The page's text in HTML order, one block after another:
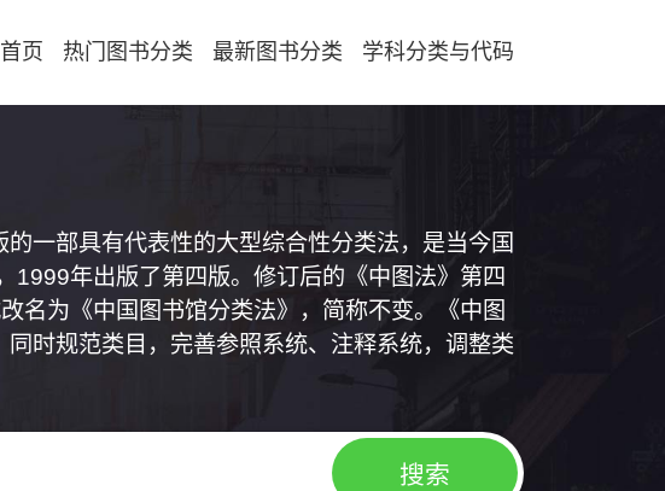
首页 热门图书分类 最新图书分类 学科分类与代码
一部具有代表性的大型综合性分类法，是当今国
1999年出版了第四版。修订后的《中图法》第四
名为《中国图书馆分类法》，简称不变。《中图
时规范类目，完善参照系统、注释系统，调整类